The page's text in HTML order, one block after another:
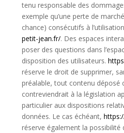
tenu responsable des
exemple qu’une perte de
chance) consécutifs à
petit-jean.fr/. Des espaces
poser des questions dans
disposition des utilisateurs.
réserve le droit de supprimer,
préalable, tout contenu déposé
contreviendrait à la législation
particulier aux dispositions
données. Le cas échéant,
réserve également la possibilité